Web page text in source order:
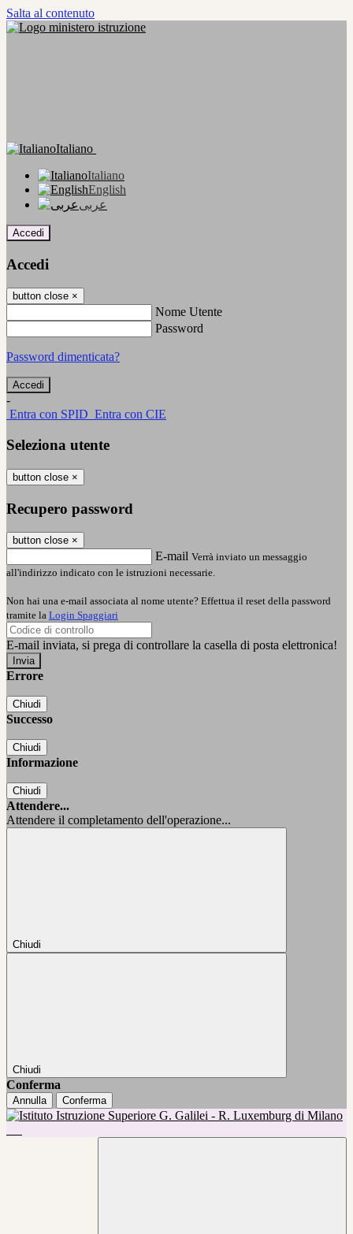
Salta al contenuto
Italiano
Italiano
English
عربى
Accedi
Accedi
button close ×
Nome Utente
Password
Password dimenticata?
-
Entra con SPID Entra con CIE
Seleziona utente
button close ×
Recupero password
button close ×
E-mail Verrà inviato un messaggio
all'indirizzo indicato con le istruzioni necessarie.
Non hai una e-mail associata al nome utente? Effettua il reset della password
tramite la Login Spaggiari
E-mail inviata, si prega di controllare la casella di posta elettronica!
Errore
Chiudi
Successo
Chiudi
Informazione
Chiudi
Attendere...
Attendere il completamento dell'operazione...
Chiudi
Chiudi
Conferma
Annulla Conferma